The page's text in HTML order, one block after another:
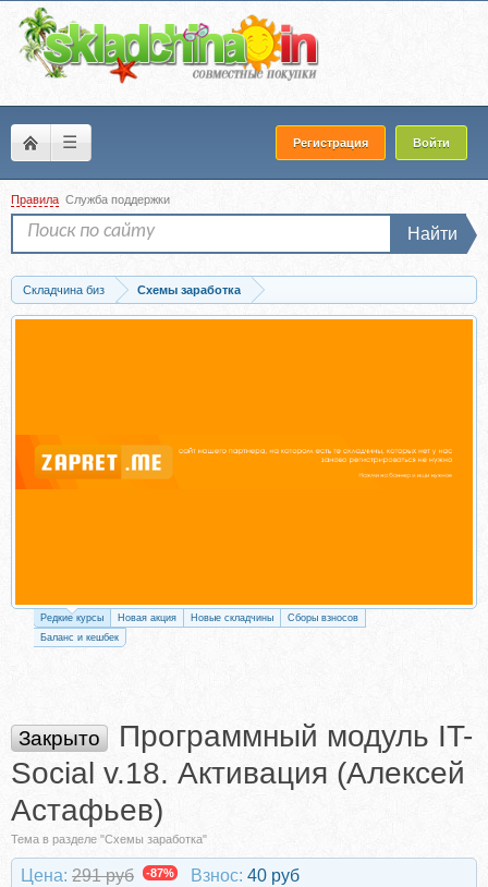
☰ Регистрация Войти
Правила Служба поддержки
Найти
Складчина биз
Схемы заработка
Скачать Программный модуль IT-Social v.18. Активация (Алексей Астафьев)
Редкие курсы Новая акция Новые складчины
Сборы взносов
Баланс и кешбек
Закрыто
Программный модуль IT-
Social v.18. Активация (Алексей
Астафьев)
Тема в разделе "Схемы заработка"
Цена: 291 руб -87% Взнос: 40 руб